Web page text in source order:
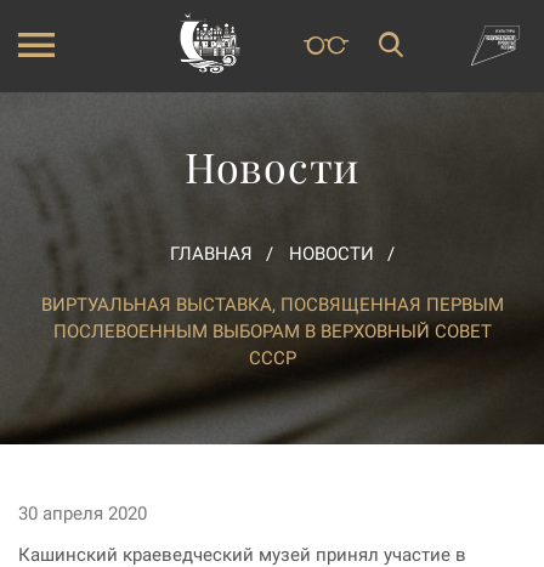
Новости
ГЛАВНАЯ НОВОСТИ
ВИРТУАЛЬНАЯ ВЫСТАВКА, ПОСВЯЩЕННАЯ ПЕРВЫМ
ПОСЛЕВОЕННЫМ ВЫБОРАМ В ВЕРХОВНЫЙ СОВЕТ
СССР
30 апреля 2020
Кашинский краеведческий музей принял участие в